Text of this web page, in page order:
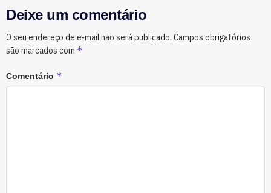
Deixe um comentário
O seu endereço de e-mail não será publicado. Campos obrigatórios
são marcados com *
Comentário *